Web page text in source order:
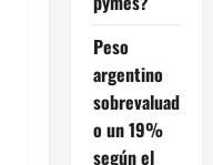
Peso
argentino
sobrevaluad
o un 19%
según el